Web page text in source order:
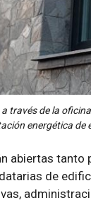
través de la
energética de
abiertas
de